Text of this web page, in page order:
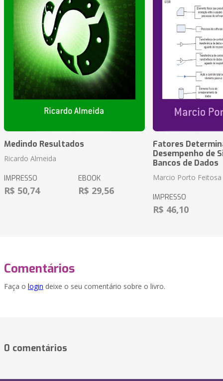
Medindo Resultados
Ricardo Almeida
IMPRESSO
R$ 50,74
EBOOK
R$ 29,56
Fatores
Desempenho de
Bancos de Dados
Marcio Porto Feitosa
IMPRESSO
R$ 46,10
Comentários
Faça o login deixe o seu comentário sobre o livro.
0 comentários